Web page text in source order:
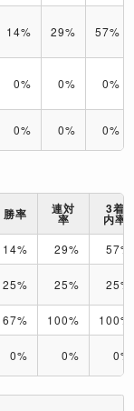
14% 29% 57%
0% 0% 0%
0% 0% 0%
勝率 連対
率
3着
内率
14% 29% 57%
25% 25% 25%
67% 100% 100%
0% 0% 0%